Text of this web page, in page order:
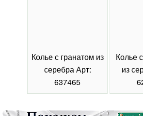
Колье с гранатом из
серебра Арт:
637465
Колье
из